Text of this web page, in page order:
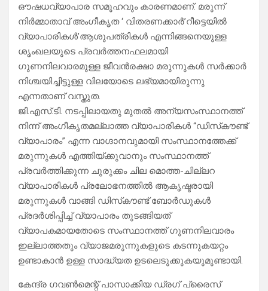
ഔഷധവ്യാപാര സമൂഹവും കാരണമാണ്. മരുന്ന്
നിര്‍മ്മാതാവ് അംഗീകൃത ‘ വിതരണക്കാര്‍’റീട്ടെയില്‍
വ്യാപാരികള്‍’ആശുപത്രികള്‍ എന്നിങ്ങനെയുള്ള
ശൃംഖലയുടെ പ്രവര്‍ത്തനഫലമായി
ഗുണനിലവാരമുള്ള ജീവന്‍രക്ഷാ മരുന്നുകള്‍ സര്‍ക്കാര്‍
നിശ്ചയിച്ചിട്ടുള്ള വിലയോടെ ലഭ്യമായിരുന്നു
എന്നതാണ് വസ്തുത.
ജി.എസ്.ടി. നടപ്പിലായതു മുതല്‍ അന്യസംസ്ഥാനത്ത്
നിന്ന് അംഗീകൃതമല്ലാത്ത വ്യാപാരികള്‍ “ഡിസ്‌കൗണ്ട്
വ്യാപാരം” എന്ന വാഗ്ദാനവുമായി സംസ്ഥാനത്തേക്ക്
മരുന്നുകള്‍ എത്തിയ്ക്കുവാനും സംസ്ഥാനത്ത്
പ്രവര്‍ത്തിക്കുന്ന ചുരുക്കം ചില മൊത്ത-ചില്ലറ
വ്യാപാരികള്‍ പ്രലോഭനത്തില്‍ ആകൃഷ്ടരായി
മരുന്നുകള്‍ വാങ്ങി ഡിസ്‌കൗണ്ട് ബോര്‍ഡുകള്‍
പ്രദര്‍ശിപ്പിച്ച് വ്യാപാരം തുടങ്ങിയത്
വ്യാപകമായതോടെ സംസ്ഥാനത്ത് ഗുണനിലവാരം
ഇല്ലാത്തതും വ്യാജമരുന്നുകളുടെ കടന്നുകയറ്റം
ഉണ്ടാകാന്‍ ഉള്ള സാദ്ധ്യത ഉടലെടുക്കുകയുമുണ്ടായി.
കേന്ദ്ര ഗവണ്‍മെന്റ് പാസാക്കിയ ഡ്രഗ് പ്രൈസ്